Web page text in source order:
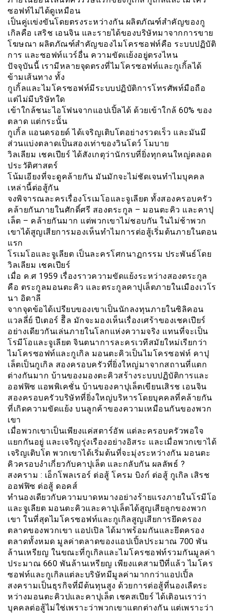
ซอฟท์ไม่ได้ดูเหมือน
เป็นคู่เเข่งขันโดยตรงระหว่างกัน ผลิตภัณฑ์สำคัญของกู
เกิลคือ เสริช เอนจิน และรายได้ของบริษัทมาจากการขาย
โฆษณา ผลิตภัณฑ์สำคัญของไมโครซอฟท์คือ ระบบปฏิบัติ
การ และซอฟท์เเวร์อื่น ความขัดเเย้งอยู่ตรงไหน
ปัจจุบันนี้ เรามีหลายจุดตรงที่ไมโครซอฟท์และกูเกิ้ลได้
ข้ามเส้นทาง ทั้ง
กูเกิ้ลและไมโครซอฟท์มีระบบปฏิบัติการโทรศัพท์มือถือ
แต่ไม่มีบริษัทใด
เข้าใกล้ชนะไอโฟนจากแอปเปิ้ลได้ ด้วยเข้าใกล้ 60% ของ
ตลาด แต่กระนั้น
กูเกิ้ล แอนดรอยด์ ได้เจริญเติบโตอย่างรวดเร็ว และมันมี
ส่วนแบ่งตลาดเป็นสองเท่าของวินโดว์ โมบาย
วิลเลียม เชคเปียร์ ได้สังเกตุว่านักรบที่ยิ่งทุกคนใหญ่ตลอด
ประวัติศาสตร์
โน้มเอียงที่จะดูคล้ายกัน มันมักจะไม่ชัดเจนทำไมบุคคล
เหล่านี้ต่อสู้กัน
จงพิจารณละครเรื่องโรเมโอและจูเลียต ทั้งสองครอบครัว
คล้ายกันภายในศักดิ์ศรี สองตระกูล – มอนตะคิว และคาปุ
เล็ต – คล้ายกันมาก แต่พวกเขาไม่ชอบกัน ในไม่ช้าพวก
เขาได้สูญเสียการมองเห็นทำไมการต่อสู้เริ่มต้นภายในตอน
แรก
โรเมโอและจูเลียต เป็นละครโศกนาฏกรรม ประพันธ์โดย
วิลเลียม เชคเปียร์
เมื่อ ค.ศ 1959 เรื่องราวความขัดแย้งระหว่างสองตระกูล
คือ ตระกูลมอนตะคิว และตระกูลคาปุเล็ตภายในเมืองเวโร
นา อิตาลี
จากจุดข้อได้เปรียบของเขาเป็นนักลงทุนภายในซิลิคอน
แวลลี่ย์ ปีเตอร์ ธีิล มักจะมองเห็นเรื่องเศร้าของเชคเปียร์
อย่างเดียวกันเล่นภายในโลกแห่งความจริง แทนที่จะเป็น
โรมีโอและจูเลียต จินตนาการละครเวทีสมัยใหม่เรียกว่า
ไมโครซอฟท์และกูเกิล มอนตะคิวเป็นไมโครซอฟท์ คาปุ
เล็ตเป็นกูเกิล สองครอบครัวที่ยิ่งใหญ่มาจากสถานที่แตก
ต่างกันมาก บ้านของมองตะคิวสร้างระบบปฏิบัติการและ
ออฟฟิซ แอพพิเคชั่น บ้านของคาปุเล็ตเขียนเสิรช เอนจิน
สองครอบครัวบริษัทที่ยิ่งใหญ่บริหารโดยบุคคลที่คล้ายกัน
ที่เกิดความขัดแย้ง บนลูกค้าของความเหมือนกันของพวก
เขา
เมื่อพวกเขาเป็นเพียงแค่สตาร์อัพ แต่ละครอบครัวพอใจ
แยกกันอยู่ และเจริญรุ่งเรืองอย่างอิสระ และเมื่อพวกเขาได้
เจริญเติบโต พวกเขาได้เริ่มต้นที่จะมุ่งระหว่างกัน มอนตะ
คิวครอบงำเกี่ยวกับคาปุเล็ต และกลับกัน ผลลัพธ์ ?
สงคราม : เอ็กโพลเรอร์ ต่อสู้ โครม บิงก์ ต่อสู้ กูเกิล เสิรช
ออฟฟิซ ต่อสู้ ดอคส์
ทำนองเดียวกับความบาดหมางอย่างร้ายแรงภายในโรมีโอ
และจูเลียต มอนตะคิวและคาปุเล็ตได้สูญเสียลูกของพวก
เขา ในที่สุดไมโครซอฟท์และกูเกิลสูญเสียการยึดครอง
ตลาดของพวกเขา แอปเปิล ได้มาพร้อมกันและยึดครอง
ตลาดทั้งหมด มูลค่าตลาดของแอปเปิ้ลประมาณ 700 พัน
ล้านเหรียญ ในขณะที่กูเกิลและไมโครซอฟท์รวมกันมูลค่า
ประมาณ 660 พันล้านเหรียญ เพียงแคสามปีที่แล้ว ไมโคร
ซอฟท์และกูเกิลแต่ละบริษัทมีมูลค่ามากกว่าแอปเปิ้ล
สงครามเป็นธุรกิจที่มีต้นทุนสูง ด้วยการต่อสู้ที่นองเลืดระ
หว่างมอนตะคิวปและคาปุเล็ต เชคสเปียร์ ได้เติอนเราว่า
บุคคลต่อสู้ไม่ใช่เพราะว่าพวกเขาแตกต่างกัน แต่เพราะว่า